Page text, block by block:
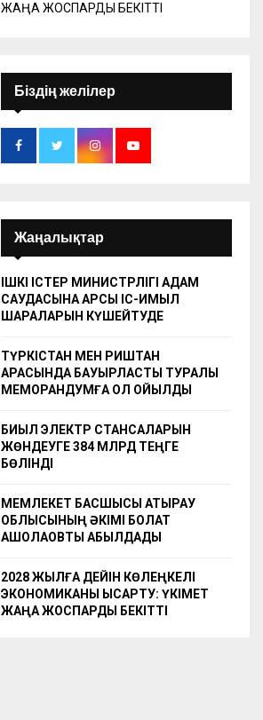
ЖАҢА ЖОСПАРДЫ БЕКІТТІ
Біздің желілер
Жаңалықтар
ІШКІ ІСТЕР МИНИСТРЛІГІ АДАМ
САУДАСЫНА ҚАРСЫ ІС-ҚИМЫЛ
ШАРАЛАРЫН КҮШЕЙТУДЕ
ТҮРКІСТАН МЕН РИШТАН
АРАСЫНДА БАУЫРЛАСТЫҚ ТУРАЛЫ
МЕМОРАНДУМҒА ҚОЛ ҚОЙЫЛДЫ
БИЫЛ ЭЛЕКТР СТАНСАЛАРЫН
ЖӨНДЕУГЕ 384 МЛРД ТЕҢГЕ
БӨЛІНДІ
МЕМЛЕКЕТ БАСШЫСЫ АТЫРАУ
ОБЛЫСЫНЫҢ ӘКІМІ БОЛАТ
АҚШОЛАҚОВТЫ ҚАБЫЛДАДЫ
2028 ЖЫЛҒА ДЕЙІН КӨЛЕҢКЕЛІ
ЭКОНОМИКАНЫ ҚЫСҚАРТУ: ҮКІМЕТ
ЖАҢА ЖОСПАРДЫ БЕКІТТІ